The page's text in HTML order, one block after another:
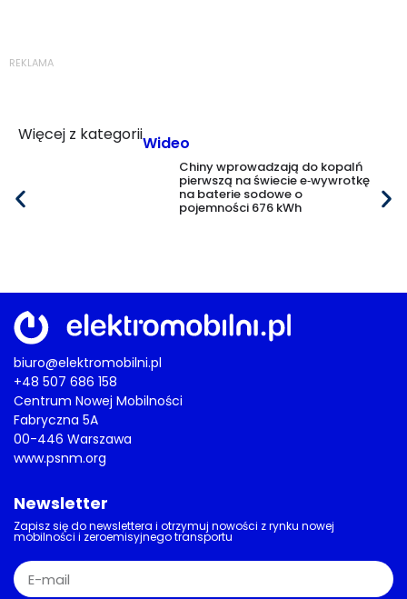
REKLAMA
Więcej z kategoriiWideo
Chiny wprowadzają do kopalń
pierwszą na świecie e‑wywrotkę
na baterie sodowe o
pojemności 676 kWh
biuro@elektromobilni.pl
+48 507 686 158
Centrum Nowej Mobilności
Fabryczna 5A
00-446 Warszawa
www.psnm.org
Newsletter
Zapisz się do newslettera i otrzymuj nowości z rynku nowej
mobilności i zeroemisyjnego transportu